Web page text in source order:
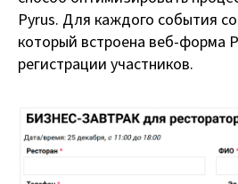
Pyrus. Для каждого события
который встроена веб-форма
регистрации участников.